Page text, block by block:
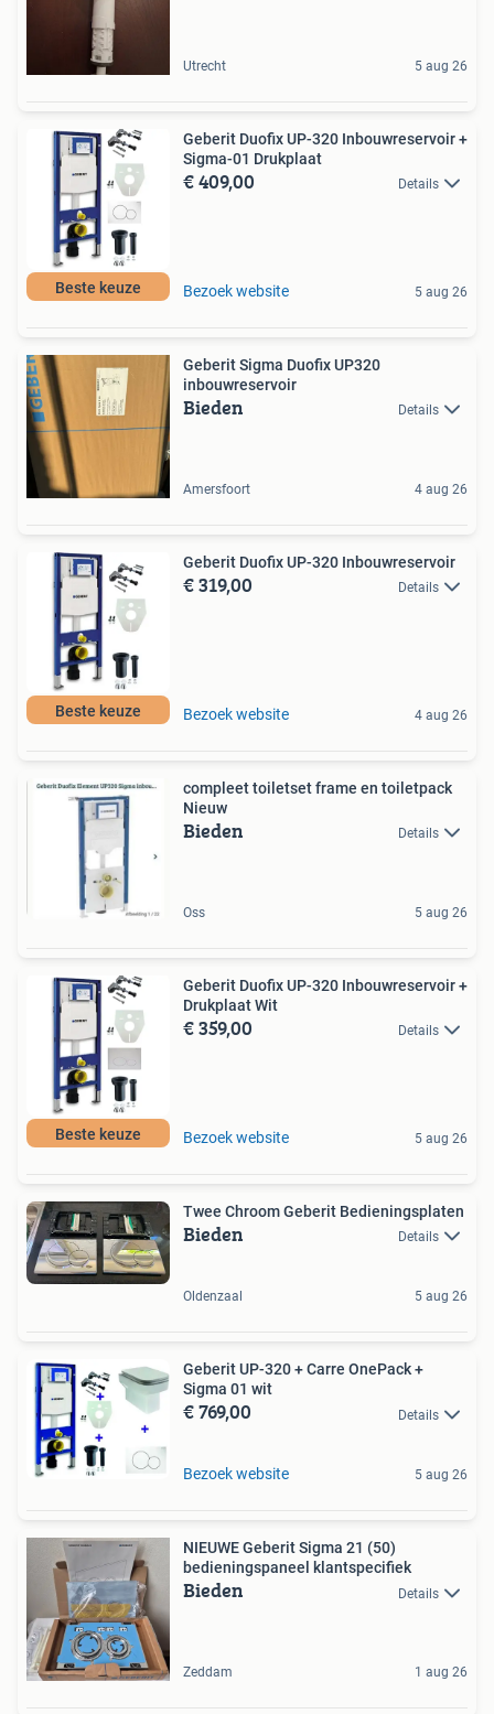
Utrecht 5 aug 26
Beste keuze
Geberit Duofix UP-320 Inbouwreservoir +
Sigma-01 Drukplaat
€ 409,00 Details
Bezoek website 5 aug 26
Geberit Sigma Duofix UP320
inbouwreservoir
Bieden Details
Amersfoort 4 aug 26
Beste keuze
Geberit Duofix UP-320 Inbouwreservoir
€ 319,00 Details
Bezoek website 4 aug 26
compleet toiletset frame en toiletpack
Nieuw
Bieden Details
Oss 5 aug 26
Beste keuze
Geberit Duofix UP-320 Inbouwreservoir +
Drukplaat Wit
€ 359,00 Details
Bezoek website 5 aug 26
Twee Chroom Geberit Bedieningsplaten
Bieden Details
Oldenzaal 5 aug 26
Geberit UP-320 + Carre OnePack +
Sigma 01 wit
€ 769,00 Details
Bezoek website 5 aug 26
NIEUWE Geberit Sigma 21 (50)
bedieningspaneel klantspecifiek
Bieden Details
Zeddam 1 aug 26